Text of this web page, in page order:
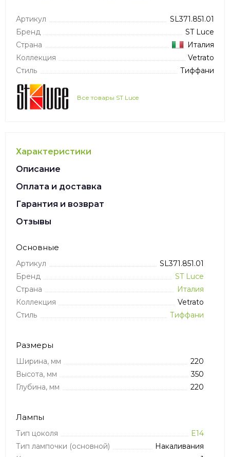
Артикул
SL371.851.01
Бренд
ST Luce
Страна
Италия
Коллекция
Vetrato
Стиль
Тиффани
Все товары ST Luce
Характеристики
Описание
Оплата и доставка
Гарантия и возврат
Отзывы
Основные
Артикул
SL371.851.01
Бренд
ST Luce
Страна
Италия
Коллекция
Vetrato
Стиль
Тиффани
Размеры
Ширина, мм
220
Высота, мм
350
Глубина, мм
220
Лампы
Тип цоколя
E14
Тип лампочки (основной)
Накаливания